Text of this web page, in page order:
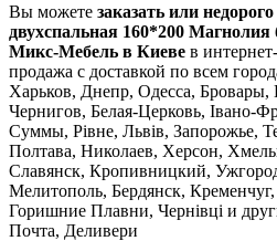
Вы можете заказать или
двухспальная 160*200
Микс-Мебель в Киеве в
продажа с доставкой по всем
Харьков, Днепр, Одесса,
Чернигов, Белая-Церковь, Івано-
Суммы, Рівне, Львів, Запорожье,
Полтава, Николаев, Херсон,
Славянск, Кропивницкий,
Мелитополь, Бердянск,
Горишние Плавни, Чернівці и
Почта, Деливери